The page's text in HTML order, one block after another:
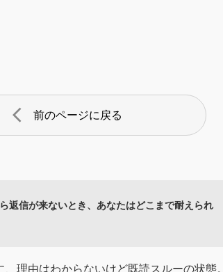
arrow_back_ios 前のページに戻る
返信が来ないとき、あなたはどこまで耐えられ
理由はわからないけど既読スルーの状態